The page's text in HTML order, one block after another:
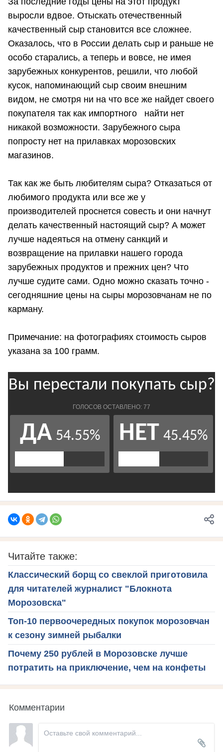
выросли вдвое. Отыскать отечественный
качественный сыр становится все сложнее.
Оказалось, что в России делать сыр и раньше не
особо старались, а теперь и вовсе, не имея
зарубежных конкурентов, решили, что любой
кусок, напоминающий сыр своим внешним
видом, не смотря ни на что все же найдет своего
покупателя так как импортного найти нет
никакой возможности. Зарубежного сыра
попросту нет на прилавках морозовских
магазинов.
Так как же быть любителям сыра? Отказаться от
любимого продукта или все же у
производителей проснется совесть и они начнут
делать качественный настоящий сыр? А может
лучше надеяться на отмену санкций и
возвращение на прилавки нашего города
зарубежных продуктов и прежних цен? Что
лучше судите сами. Одно можно сказать точно -
сегодняшние цены на сыры морозовчанам не по
карману.
Примечание: на фотографиях стоимость сыров
указана за 100 грамм.
Читайте также:
Классический борщ со свеклой приготовила
для читателей журналист "Блокнота
Морозовска"
Топ-10 первоочередных покупок морозовчан
к сезону зимней рыбалки
Почему 250 рублей в Морозовске лучше
потратить на приключение, чем на конфеты
Комментарии